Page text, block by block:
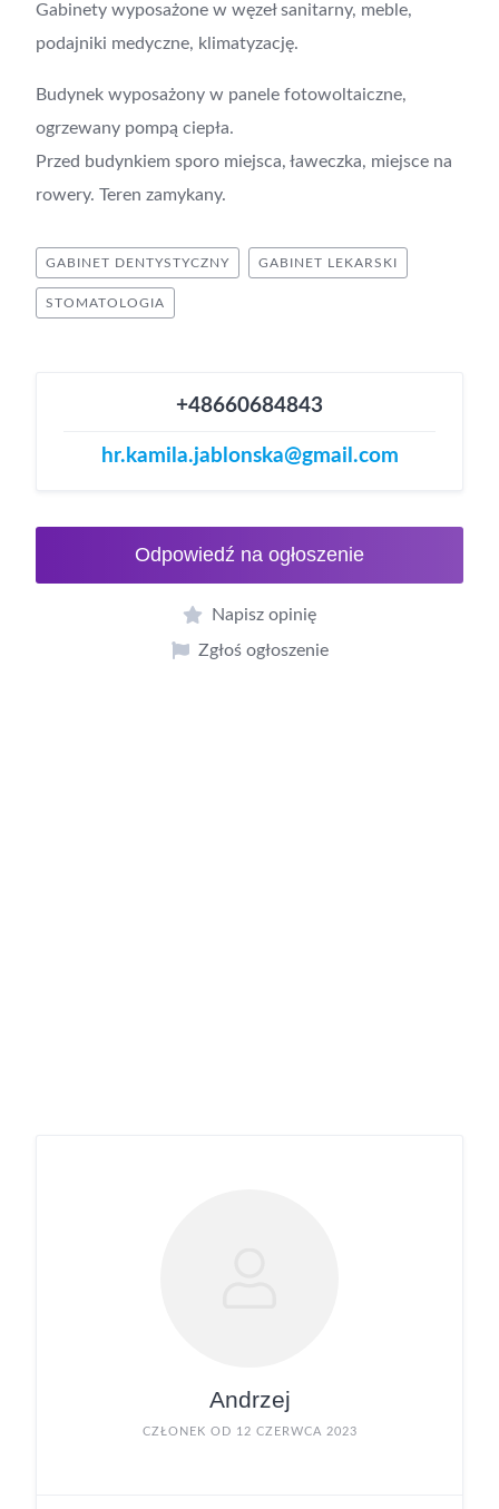
Gabinety wyposażone w węzeł sanitarny, meble,
podajniki medyczne, klimatyzację.
Budynek wyposażony w panele fotowoltaiczne,
ogrzewany pompą ciepła.
Przed budynkiem sporo miejsca, ławeczka, miejsce na
rowery. Teren zamykany.
GABINET DENTYSTYCZNY GABINET LEKARSKI
STOMATOLOGIA
+48660684843
hr.kamila.jablonska@gmail.com
Odpowiedź na ogłoszenie
Napisz opinię
Zgłoś ogłoszenie
Andrzej
CZŁONEK OD 12 CZERWCA 2023